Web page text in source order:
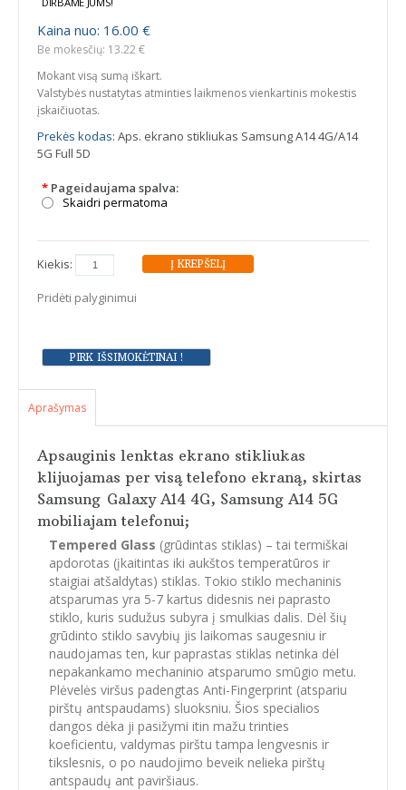
Kaina nuo: 16.00 €
Be mokesčių: 13.22 €
Mokant visą sumą iškart.
Valstybės nustatytas atminties laikmenos vienkartinis mokestis
įskaičiuotas.
Prekės kodas: Aps. ekrano stikliukas Samsung A14 4G/A14
5G Full 5D
* Pageidaujama spalva:
Skaidri permatoma
Kiekis:
Pridėti palyginimui
Aprašymas
Apsauginis lenktas ekrano stikliukas
klijuojamas per visą telefono ekraną, skirtas
Samsung GalaxyA14 4G, Samsung A14 5G
mobiliajam telefonui;
Tempered Glass (grūdintas stiklas) – tai termiškai
apdorotas (įkaitintas iki aukštos temperatūros ir
staigiai atšaldytas) stiklas. Tokio stiklo mechaninis
atsparumas yra 5-7 kartus didesnis nei paprasto
stiklo, kuris sudužus subyra į smulkias dalis. Dėl šių
grūdinto stiklo savybių jis laikomas saugesniu ir
naudojamas ten, kur paprastas stiklas netinka dėl
nepakankamo mechaninio atsparumo smūgio metu.
Plėvelės viršus padengtas Anti-Fingerprint (atspariu
pirštų antspaudams) sluoksniu. Šios specialios
dangos dėka ji pasižymi itin mažu trinties
koeficientu, valdymas pirštu tampa lengvesnis ir
tikslesnis, o po naudojimo beveik nelieka pirštų
antspaudų ant paviršiaus.